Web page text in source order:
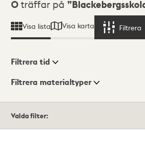
Sökresultat
0 träffar på
Visa lista Visa karta Filtrera
Visningsläge
Filtrera tid
Filtrera materialtyper
träffar
Valda filter: